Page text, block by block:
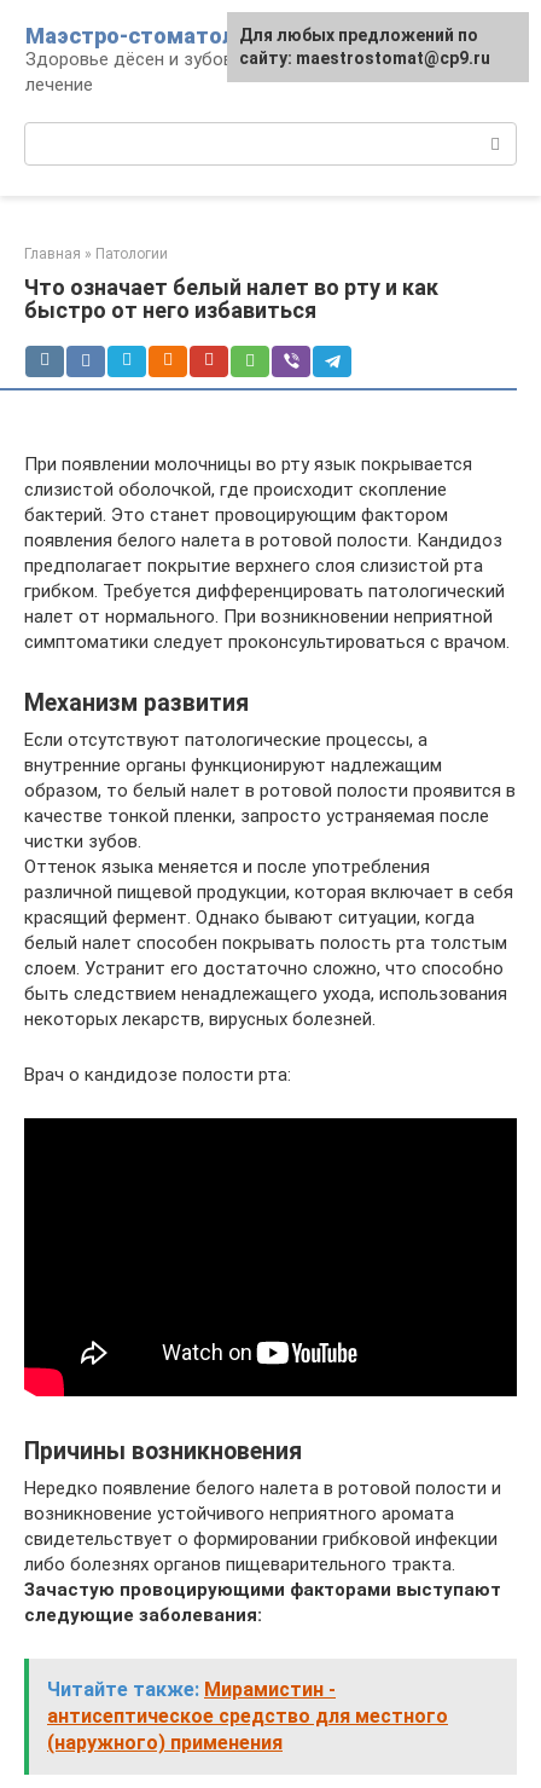
контенту
Маэстро-стоматолог
Здоровье дёсен и зубов, диагностика и
лечение
Главная » Патологии
Что означает белый налет во рту и как
быстро от него избавиться
При появлении молочницы во рту язык покрывается
слизистой оболочкой, где происходит скопление
бактерий. Это станет провоцирующим фактором
появления белого налета в ротовой полости. Кандидоз
предполагает покрытие верхнего слоя слизистой рта
грибком. Требуется дифференцировать патологический
налет от нормального. При возникновении неприятной
симптоматики следует проконсультироваться с врачом.
Механизм развития
Если отсутствуют патологические процессы, а
внутренние органы функционируют надлежащим
образом, то белый налет в ротовой полости проявится в
качестве тонкой пленки, запросто устраняемая после
чистки зубов.
Оттенок языка меняется и после употребления
различной пищевой продукции, которая включает в себя
красящий фермент. Однако бывают ситуации, когда
белый налет способен покрывать полость рта толстым
слоем. Устранит его достаточно сложно, что способно
быть следствием ненадлежащего ухода, использования
некоторых лекарств, вирусных болезней.
Врач о кандидозе полости рта:
Причины возникновения
Нередко появление белого налета в ротовой полости и
возникновение устойчивого неприятного аромата
свидетельствует о формировании грибковой инфекции
либо болезнях органов пищеварительного тракта.
Зачастую провоцирующими факторами выступают
следующие заболевания:
Читайте также: Мирамистин -
антисептическое средство для местного
(наружного) применения
Для любых предложений по
сайту: maestrostomat@cp9.ru